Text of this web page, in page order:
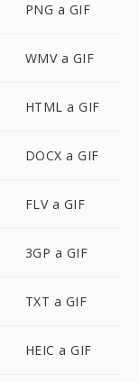
PNG a GIF
WMV a GIF
HTML a GIF
DOCX a GIF
FLV a GIF
3GP a GIF
TXT a GIF
HEIC a GIF